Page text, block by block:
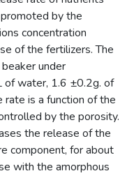
by the
concentration
of the fertilizers. The
under
of water, 1.6 ±0.2g. of
rate is a function of the
by the porosity.
the release of the
component, for about
with the amorphous